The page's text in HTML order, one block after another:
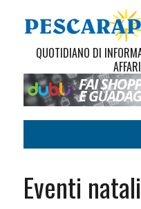
QUOTIDIANO DI
AFFARI
Eventi